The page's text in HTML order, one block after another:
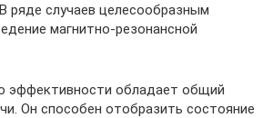
ряде случаев целесообразным
магнитно-резонансной
эффективности обладает общий
Он способен отобразить состояние